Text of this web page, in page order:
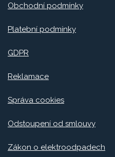
Obchodní podmínky
Platební podmínky
GDPR
Reklamace
Správa cookies
Odstoupení od smlouvy
Zákon o elektroodpadech